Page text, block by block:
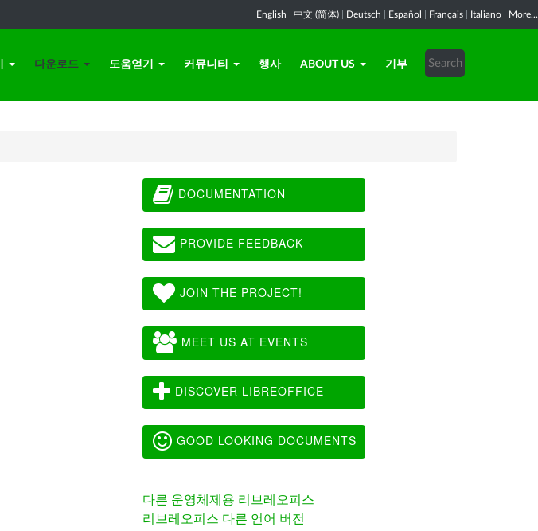
English 中文 (简体) Deutsch Español Français Italiano More...
다운로드 도움얻기 커뮤니티 행사 ABOUT US 기부
DOCUMENTATION
PROVIDE FEEDBACK
JOIN THE PROJECT!
MEET US AT EVENTS
DISCOVER LIBREOFFICE
GOOD LOOKING DOCUMENTS
다른 운영체제용 리브레오피스
리브레오피스 다른 언어 버전